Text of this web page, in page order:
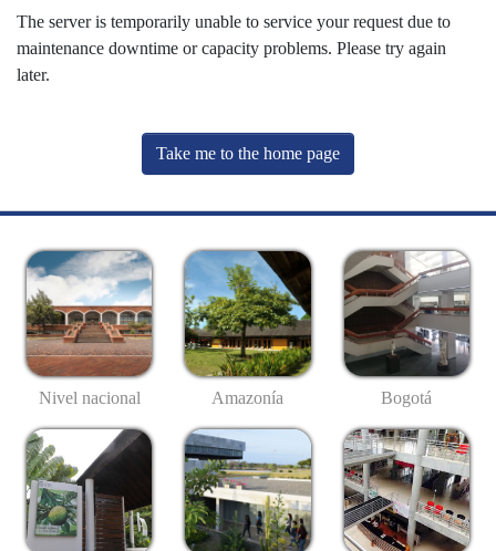
The server is temporarily unable to service your request due to
maintenance downtime or capacity problems. Please try again
later.
Take me to the home page
Nivel nacional Amazonía Bogotá